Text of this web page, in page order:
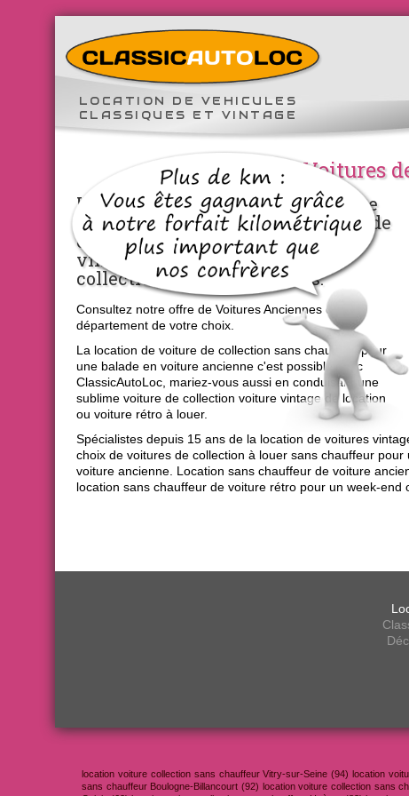
LOCATION DE VEHICULES
CLASSIQUES ET VINTAGE
Voitures
Location de véhicules en conduite
libre sur toute la France : voitures de
collection, voitures anciennes et
vintage, location de voiture de
collection entre particuliers.
Consultez notre offre de Voitures Anciennes dans le
département de votre choix.
La location de voiture de collection sans chauffeur pour
une balade en voiture ancienne c'est possible avec
ClassicAutoLoc, mariez-vous aussi en conduisant une
sublime voiture de collection voiture vintage de location
ou voiture rétro à louer.
Spécialistes depuis 15 ans de la location de voitures
choix de voitures de collection à louer sans chauffeur
voiture ancienne. Location sans chauffeur de voiture
location sans chauffeur de voiture rétro pour un week-end
location voiture collection sans chauffeur Vitry-sur-Seine (94) location
sans chauffeur Boulogne-Billancourt (92) location voiture collection sans